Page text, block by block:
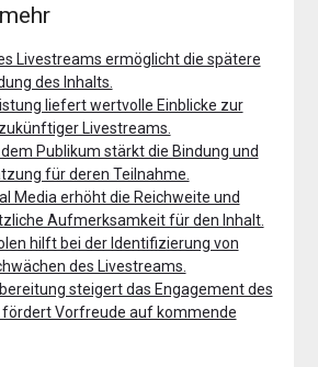
Livestreams ermöglicht die spätere
des Inhalts.
liefert wertvolle Einblicke zur
Livestreams.
Publikum stärkt die Bindung und
für deren Teilnahme.
Media erhöht die Reichweite und
Aufmerksamkeit für den Inhalt.
hilft bei der Identifizierung von
des Livestreams.
steigert das Engagement des
fördert Vorfreude auf kommende